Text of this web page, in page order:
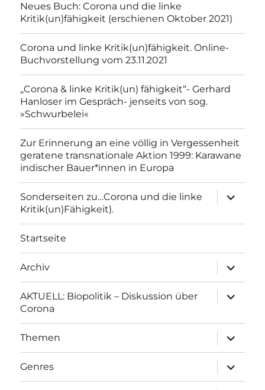
Neues Buch: Corona und die linke
Kritik(un)fähigkeit (erschienen Oktober 2021)
Corona und linke Kritik(un)fähigkeit. Online-
Buchvorstellung vom 23.11.2021
„Corona & linke Kritik(un) fähigkeit“- Gerhard
Hanloser im Gespräch- jenseits von sog.
»Schwurbelei«
Zur Erinnerung an eine völlig in Vergessenheit
geratene transnationale Aktion 1999: Karawane
indischer Bauer*innen in Europa
Sonderseiten zu…Corona und die linke
Kritik(un)Fähigkeit).
anzeigen
Startseite
Archiv
anzeigen
AKTUELL: Biopolitik – Diskussion über
Corona
anzeigen
Themen
anzeigen
Genres
anzeigen